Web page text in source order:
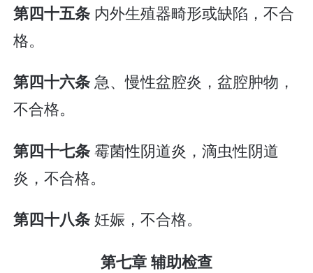
第四十五条 内外生殖器畸形或缺陷，不合
格。
第四十六条急、慢性盆腔炎，盆腔肿物，
不合格。
第四十七条霉菌性阴道炎，滴虫性阴道
炎，不合格。
第四十八条妊娠，不合格。
第七章 辅助检查